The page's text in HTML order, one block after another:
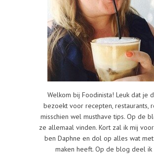
Welkom bij Foodinista! Leuk dat je
bezoekt voor recepten, restaurants,
misschien wel musthave tips. Op de
ze allemaal vinden. Kort zal ik mij
ben Daphne en dol op alles wat
maken heeft. Op de blog deel ik